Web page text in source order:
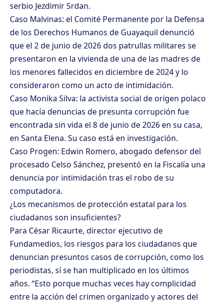
serbio Jezdimir Srdan.
Caso Malvinas: el Comité Permanente por la Defensa
de los Derechos Humanos de Guayaquil denunció
que el 2 de junio de 2026 dos patrullas militares se
presentaron en la vivienda de una de las madres de
los menores fallecidos en diciembre de 2024 y lo
consideraron como un acto de intimidación.
Caso Monika Silva: la activista social de origen polaco
que hacía denuncias de presunta corrupción fue
encontrada sin vida el 8 de junio de 2026 en su casa,
en Santa Elena. Su caso está en investigación.
Caso Progen: Edwin Romero, abogado defensor del
procesado Celso Sánchez, presentó en la Fiscalía una
denuncia por intimidación tras el robo de su
computadora.
¿Los mecanismos de protección estatal para los
ciudadanos son insuficientes?
Para César Ricaurte, director ejecutivo de
Fundamedios, los riesgos para los ciudadanos que
denuncian presuntos casos de corrupción, como los
periodistas, sí se han multiplicado en los últimos
años. “Esto porque muchas veces hay complicidad
entre la acción del crimen organizado y actores del